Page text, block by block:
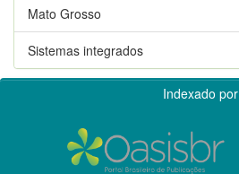
Mato Grosso
Sistemas integrados
Indexado por